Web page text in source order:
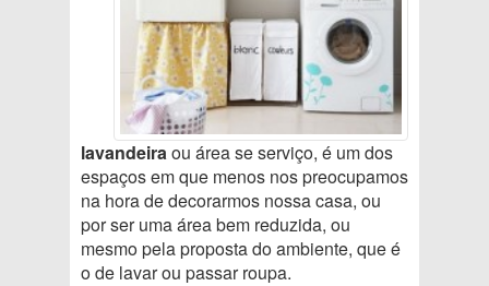
lavandeiraou área se serviço, é um dos
espaços em que menos nos preocupamos
na hora de decorarmos nossa casa, ou
por ser uma área bem reduzida, ou
mesmo pela proposta do ambiente, que é
o de lavar ou passar roupa.